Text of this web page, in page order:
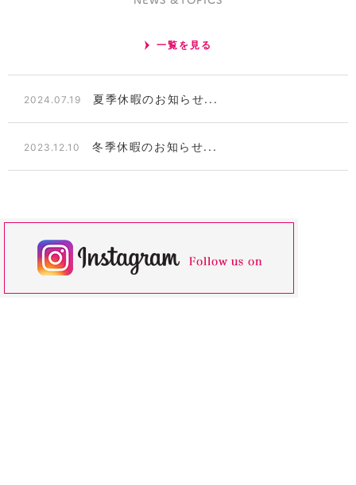
一覧を見る
2024.07.19 夏季休暇のお知らせ...
2023.12.10 冬季休暇のお知らせ...